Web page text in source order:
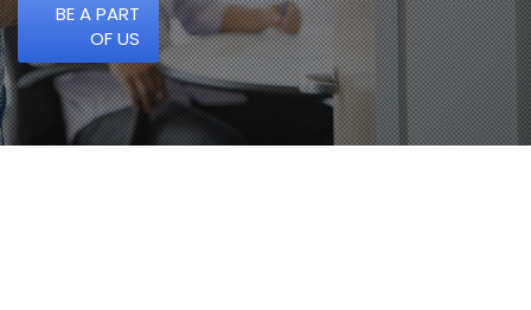
BE A PART
OF US